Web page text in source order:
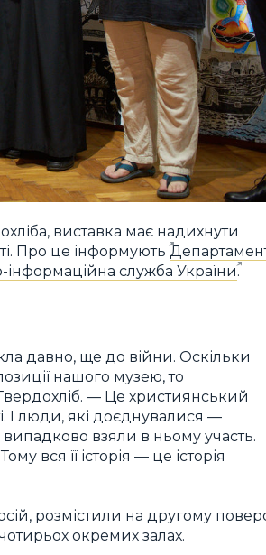
виставка має надихнути
Про це інформують
інформаційна служба України.
давно, ще до війни. Оскільки
нашого музею, то
— Це християнський
І люди, які доєднувалися —
випадково взяли в ньому участь.
вся її історія — це історія
розмістили на другому
окремих залах.